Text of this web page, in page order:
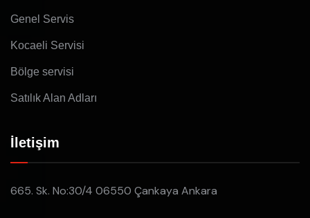
Genel Servis
Kocaeli Servisi
Bölge servisi
Satılık Alan Adları
İletişim
665. Sk. No:30/4 06550 Çankaya Ankara